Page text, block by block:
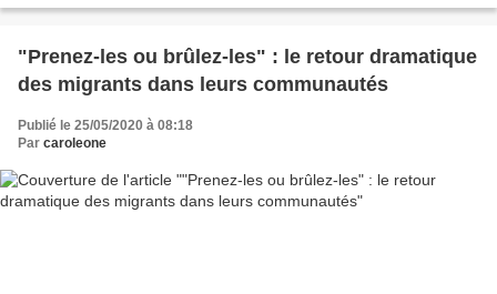
"Prenez-les ou brûlez-les" : le retour dramatique
des migrants dans leurs communautés
Publié le 25/05/2020 à 08:18
Par caroleone